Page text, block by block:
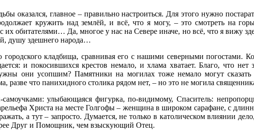
оказался, главное – правильно настроиться. Для этого нужно
кружить над землёй, и всё, что я могу, – это смотреть на
их обитателями… Да, многое у нас на Севере иначе, но всё, что я вижу
душу здешнего народа…
кладбища, сравнивая его с нашими северными погостами.
и покосившихся крестов немало, и хлама хватает. Благо, что
они усопшим? Памятники на могилах тоже немало могут
разве что панихидного столика рядом нет, – но это не могила
улыбающаяся фигурка, по-видимому, Спаситель:
Христа на месте Голгофы – женщина в широком сарафане, с
а тут – запросто. Думается, не только в католическом влиянии
Друг и Помощник, чем взыскующий Отец.